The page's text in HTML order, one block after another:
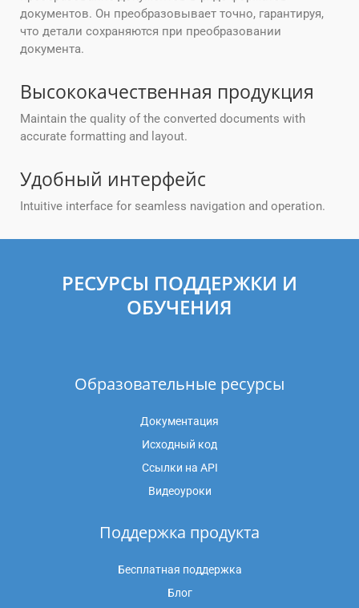
документов. Он преобразовывает точно, гарантируя,
что детали сохраняются при преобразовании
документа.
Высококачественная продукция
Maintain the quality of the converted documents with
accurate formatting and layout.
Удобный интерфейс
Intuitive interface for seamless navigation and operation.
РЕСУРСЫ ПОДДЕРЖКИ И
ОБУЧЕНИЯ
Образовательные ресурсы
Документация
Исходный код
Ссылки на API
Видеоуроки
Поддержка продукта
Бесплатная поддержка
Блог